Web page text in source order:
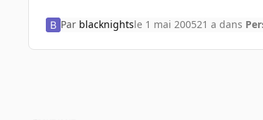
Par blacknightsle 1 mai 200521 a dans